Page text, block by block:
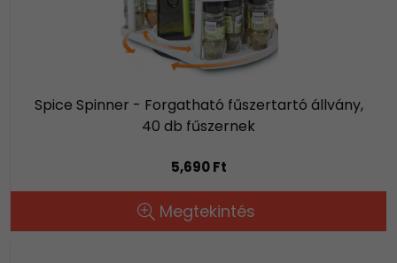
Spice Spinner - Forgatható fűszertartó állvány,
40 db fűszernek
5,690 Ft
Megtekintés